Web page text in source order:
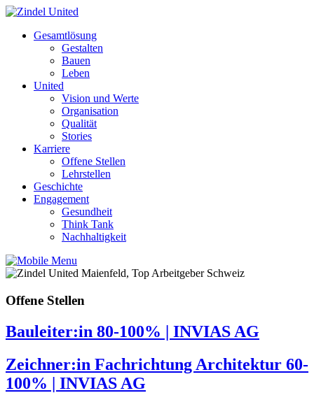
Gesamtlösung
Gestalten
Bauen
Leben
United
Vision und Werte
Organisation
Qualität
Stories
Karriere
Offene Stellen
Lehrstellen
Geschichte
Engagement
Gesundheit
Think Tank
Nachhaltigkeit
Offene Stellen
Bauleiter:in 80-100% | INVIAS AG
Zeichner:in Fachrichtung Architektur 60-
100% | INVIAS AG